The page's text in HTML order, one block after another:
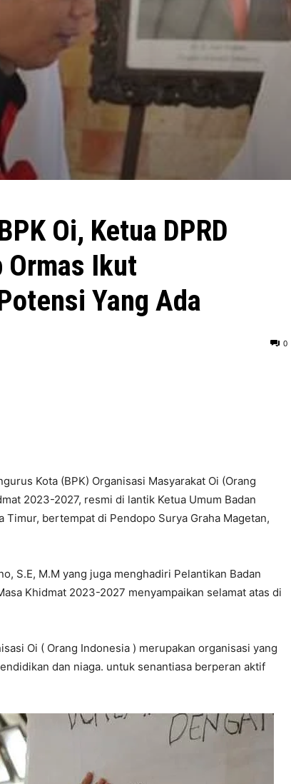
Oi, Ketua DPRD
Ormas Ikut
Yang Ada
0
Kota (BPK) Organisasi Masyarakat Oi (Orang
2023-2027, resmi di lantik Ketua Umum Badan
Timur, bertempat di Pendopo Surya Graha Magetan,
S.E, M.M yang juga menghadiri Pelantikan Badan
Khidmat 2023-2027 menyampaikan selamat atas di
Oi ( Orang Indonesia ) merupakan organisasi yang
dan niaga. untuk senantiasa berperan aktif